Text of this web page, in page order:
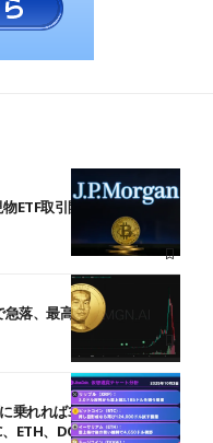
ETF取引開始──米大手銀
落、最高値から86%減
乗れれば3.2ドルを狙う流
ETH、DOGE